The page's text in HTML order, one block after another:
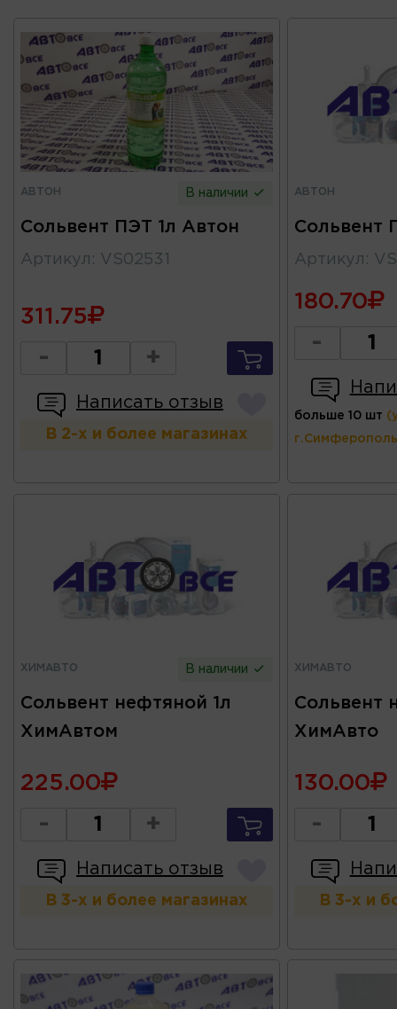
АВТОН В наличии
Сольвент ПЭТ 1л Автон
Артикул : VS02531
311.75
- +
Написать отзыв
В 2-х и более магазинах
АВТОН
Сольвент
Артикул :
180.70
-
больше 10 шт
ХИМАВТО В наличии
Сольвент нефтяной 1л
ХимАвтом
225.00
- +
Написать отзыв
В 3-х и более магазинах
ХИМАВТО
Сольвент
ХимАвто
130.00
-
В 3-х и